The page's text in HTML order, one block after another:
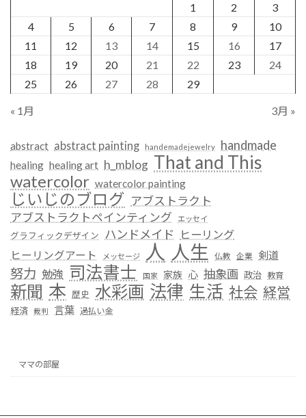
1
2
3
4
5 6 7 8 9
10
11
12 13 14 15 16
17
18
19 20 21 22 23
24
25
26 27 28 29
« 1月 3月 »
abstract abstract painting handemadejewelry handmade
healing healing art h_mblog That and This
watercolor watercolor painting
じいじのブログ アブストラクト
アブストラクトペインティング
エッセイ
グラフィックデザイン ハンドメイド ヒーリング
ヒーリングアート メッセージ 人 人生 仏教 企業 剣道
努力 勉強 司法書士 国家 家族 心 抽象画 政治 教育
新聞 本 歴史 水彩画 法律 生活 社会 経営
経済 裁判 言葉 過払い金
ママの部屋